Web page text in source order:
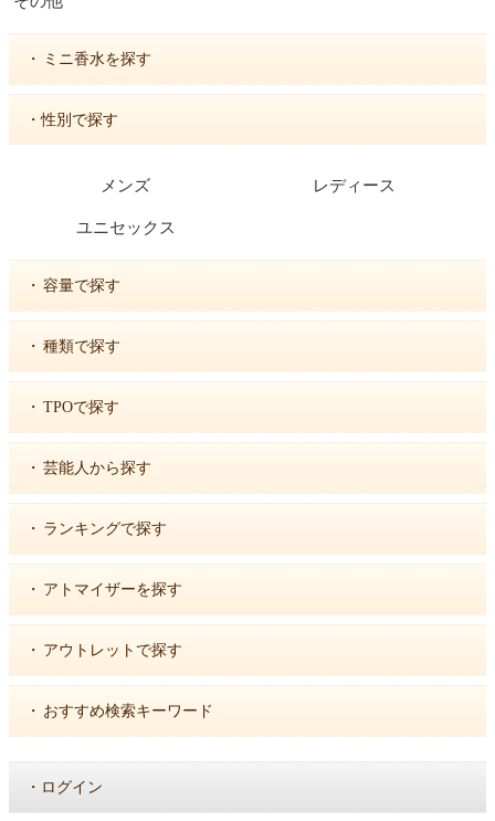
・ ミニ香水を探す
・性別で探す
メンズ レディース
ユニセックス
・ 容量で探す
・ 種類で探す
・ TPOで探す
・ 芸能人から探す
・ ランキングで探す
・ アトマイザーを探す
・ アウトレットで探す
・ おすすめ検索キーワード
・ ログイン